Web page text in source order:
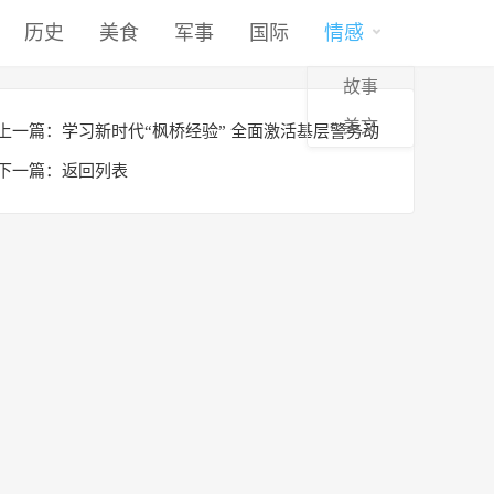
历史 美食 军事 国际 情感
故事
美文
一篇： 学习新时代“枫桥经验” 全面激活基层警务动
一篇： 返回列表